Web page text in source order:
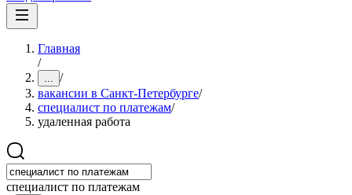
Главная
/
... /
вакансии в Санкт-Петербурге/
специалист по платежам/
удаленная работа
специалист по платежам